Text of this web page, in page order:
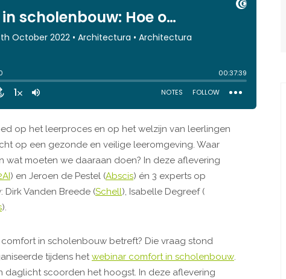
op het leerproces en op het welzijn van leerlingen
op een gezonde en veilige leeromgeving. Waar
wat moeten we daaraan doen? In deze aflevering
) en Jeroen de Pestel (Abscis) én 3 experts op
Vanden Breede (Schell), Isabelle Degreef (
).
in scholenbouw betreft? Die vraag stond
tijdens hetwebinar comfort in scholenbouw.
daglicht scoorden het hoogst. In deze aflevering